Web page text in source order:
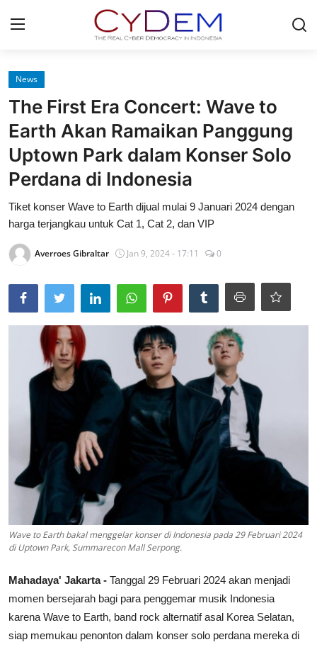
Home
News
Contact
Politik
Redaksi
Nasional
Lainya
News
The First Era Concert: Wave to
Earth Akan Ramaikan Panggung
Uptown Park dalam Konser Solo
Perdana di Indonesia
Tiket konser Wave to Earth dijual mulai 9 Januari 2024 dengan
harga terjangkau untuk Cat 1, Cat 2, dan VIP
Averroes Gibraltar Jan 9, 2024 - 17:11 0
Wave to Earth bakal menggelar konser di Indonesia pada 29 Februari 2024
di Uptown Park, Summarecon Mall Serpong.
Mahadaya' Jakarta - Tanggal 29 Februari 2024 akan menjadi
momen bersejarah bagi para penggemar musik Indonesia
karena Wave to Earth, band rock alternatif asal Korea Selatan,
siap memukau penonton dalam konser solo perdana mereka di